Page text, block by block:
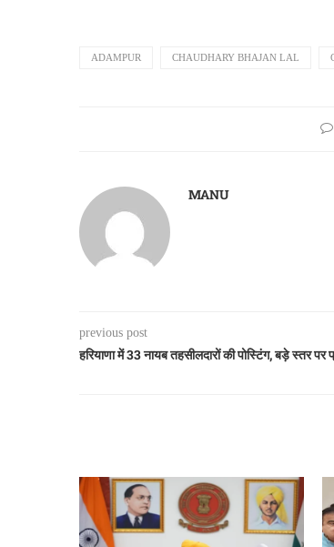
ADAMPUR CHAUDHARY BHAJAN LAL
MANU
previous post
हरियाणा में 33 नायब तहसीलदारों की पोस्टिंग, बड़े स्तर